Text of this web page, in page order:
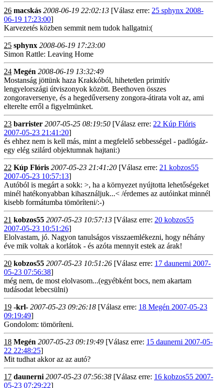
26 macskás 2008-06-19 22:02:13 [Válasz erre: 25 sphynx 2008-
06-19 17:23:00]
Karvezetés közben semmit nem tudok hallgatni:(
25 sphynx 2008-06-19 17:23:00
Simon Rattle: Leaving Home
24 Megén 2008-06-19 13:32:49
Mostanság jöttünk haza Krakkóból, hihetetlen primitív
lengyelországi útviszonyok között. Beethoven összes
zongoraversenye, és a hegedűverseny zongora-átirata volt az, ami
elterelte erről a figyelmünket.
23 barrister 2007-05-25 08:19:50 [Válasz erre: 22 Kúp Flóris
2007-05-23 21:41:20]
és ehhez nem is kell más, mint a megfelelő sebbességel - padlógáz-
egy elég szilárd objektumnak hajtani:)
22 Kúp Flóris 2007-05-23 21:41:20 [Válasz erre: 21 kobzos55
2007-05-23 10:57:13]
Autóból is megárt a sokk: >, ha a környezet nyújtotta lehetőségeket
minél hatékonyabban kihasználjuk...< /érdemes az autóinkat minnél
kisebb formátumba tömöríteni/:-)
21 kobzos55 2007-05-23 10:57:13 [Válasz erre: 20 kobzos55
2007-05-23 10:51:26]
Elolvastam, jó. Nagyon tanulságos visszaemlékezni, hogy néhány
éve mik voltak a korlátok - és azóta mennyit estek az árak!
20 kobzos55 2007-05-23 10:51:26 [Válasz erre: 17 daunerni 2007-
05-23 07:56:38]
még nem, de most elolvasom...(egyébként bocs, nem akartam
tudásodat lebecsülni)
19 -krl- 2007-05-23 09:26:18 [Válasz erre: 18 Megén 2007-05-23
09:19:49]
Gondolom: tömöríteni.
18 Megén 2007-05-23 09:19:49 [Válasz erre: 15 daunerni 2007-05-
22 22:48:25]
Mit tudhat akkor az az autó?
17 daunerni 2007-05-23 07:56:38 [Válasz erre: 16 kobzos55 2007-
05-23 07:29:22]